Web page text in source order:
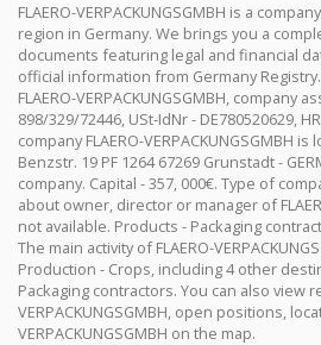
FLAERO-VERPACKUNGSGMBH is a
region in Germany. We brings you a
documents featuring legal and financial
official information from Germany
FLAERO-VERPACKUNGSGMBH, company
898/329/72446, USt-IdNr - DE780520629,
company FLAERO-VERPACKUNGSGMBH
Benzstr. 19 PF 1264 67269 Grunstadt -
company. Capital - 357, 000€. Type of
about owner, director or manager of
not available. Products - Packaging
The main activity of FLAERO-
Production - Crops, including 4 other
Packaging contractors. You can also view
VERPACKUNGSGMBH, open positions,
VERPACKUNGSGMBH on the map.